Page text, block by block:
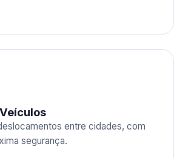
entre cidades, com
segurança.